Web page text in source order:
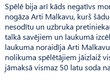
Spēlē bija arī kāds negatīvs
nogāza Arti Malkavu, kurš
nesodītu un uzbruka
talkā savējiem un laukumā
laukuma noraidīja Arti
nolikuma spēlētājiem jāizlaiž
jāmaksā vismaz 50 latu soda